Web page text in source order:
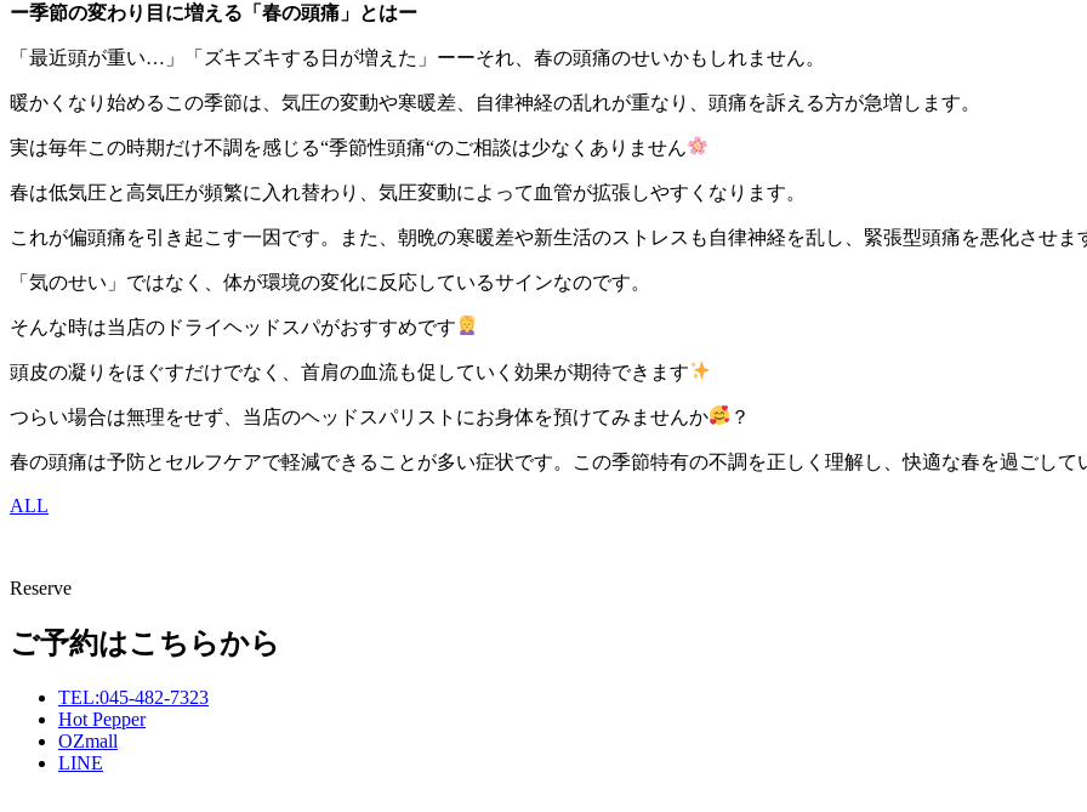
ー季節の変わり目に増える「春の頭痛」とはー
「最近頭が重い…」「ズキズキする日が増えた」ーーそれ、春の頭痛のせいかもしれません。
暖かくなり始めるこの季節は、気圧の変動や寒暖差、自律神経の乱れが重なり、頭痛を訴える方が急増します。
実は毎年この時期だけ不調を感じる“季節性頭痛“のご相談は少なくありません
春は低気圧と高気圧が頻繁に入れ替わり、気圧変動によって血管が拡張しやすくなります。
これが偏頭痛を引き起こす一因です。また、朝晩の寒暖差や新生活のストレスも自律神経を乱し、緊張型頭痛を悪化させま
「気のせい」ではなく、体が環境の変化に反応しているサインなのです。
そんな時は当店のドライヘッドスパがおすすめです
頭皮の凝りをほぐすだけでなく、首肩の血流も促していく効果が期待できます
つらい場合は無理をせず、当店のヘッドスパリストにお身体を預けてみませんか ？
春の頭痛は予防とセルフケアで軽減できることが多い症状です。この季節特有の不調を正しく理解し、快適な春を過ごして
ALL
Reserve
ご予約はこちらから
TEL:045-482-7323
Hot Pepper
OZmall
LINE